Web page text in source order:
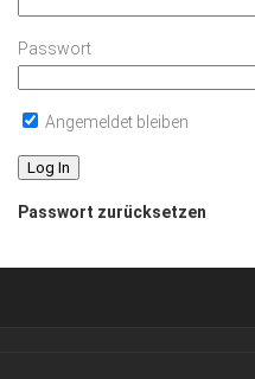
Passwort
Angemeldet bleiben
Passwort zurücksetzen